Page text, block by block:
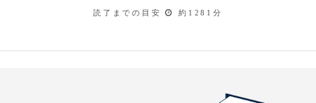
読了までの目安 約1281分